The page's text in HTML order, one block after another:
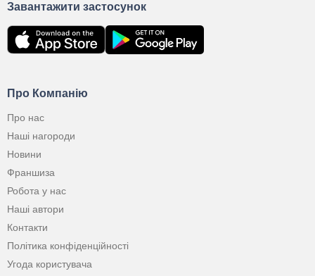
Про Компанію
Про нас
Наші нагороди
Новини
Франшиза
Робота у нас
Наші автори
Контакти
Політика конфіденційності
Угода користувача
Завантажити застосунок